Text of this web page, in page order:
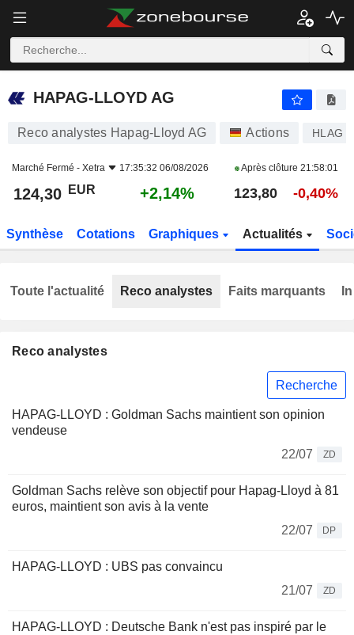
HAPAG-LLOYD AG
HAPAG-LLOYD AG
Reco analystes Hapag-Lloyd AG Actions HLAG
Marché Fermé - Xetra 17:35:32 06/08/2026 Après clôture 21:58:01
124,30 EUR +2,14% 123,80 -0,40%
Synthèse Cotations Graphiques Actualités
Reco analystes
Recherche
HAPAG-LLOYD : Goldman Sachs maintient son opinion
vendeuse
22/07
ZD
Goldman Sachs relève son objectif pour Hapag-Lloyd à 81
euros, maintient son avis à la vente
22/07
DP
HAPAG-LLOYD : UBS pas convaincu
21/07
ZD
HAPAG-LLOYD : Deutsche Bank n'est pas inspiré par le
Toute l'actualité Reco analystes Faits marquants